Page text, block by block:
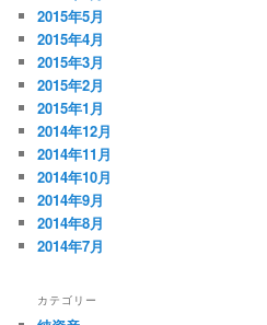
2015年5月
2015年4月
2015年3月
2015年2月
2015年1月
2014年12月
2014年11月
2014年10月
2014年9月
2014年8月
2014年7月
カテゴリー